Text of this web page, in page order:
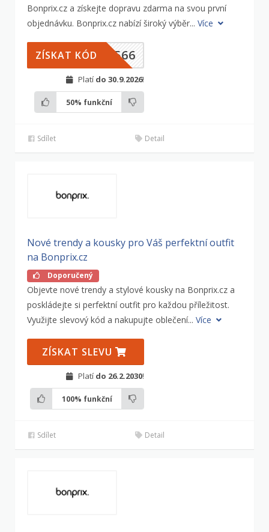
Bonprix.cz a získejte dopravu zdarma na svou první
objednávku. Bonprix.cz nabízí široký výběr... Více
2566
ZÍSKAT KÓD
Platí do 30.9.2026!
50% funkční
Sdílet Detail
Nové trendy a kousky pro Váš perfektní outfit
na Bonprix.cz
Doporučený
Objevte nové trendy a stylové kousky na Bonprix.cz a
poskládejte si perfektní outfit pro každou příležitost.
Využijte slevový kód a nakupujte oblečení... Více
ZÍSKAT SLEVU
Platí do 26.2.2030!
100% funkční
Sdílet Detail